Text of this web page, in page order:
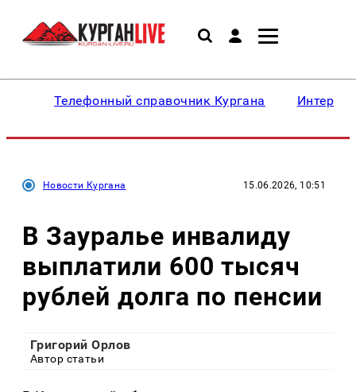
Телефонный справочник Кургана
Новости Кургана 15.06.2026, 10:51
В Зауралье инвалиду
выплатили 600 тысяч
рублей долга по пенсии
Григорий Орлов
Автор статьи